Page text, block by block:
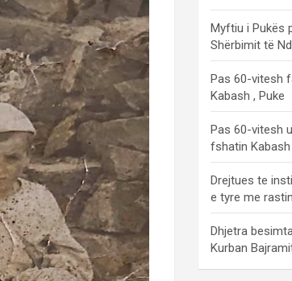
Myftiu i Pukës
Shërbimit të
Pas 60-vitesh
Kabash , Puke
Pas 60-vitesh
fshatin Kabash
Drejtues te
e tyre me
Dhjetra
Kurban